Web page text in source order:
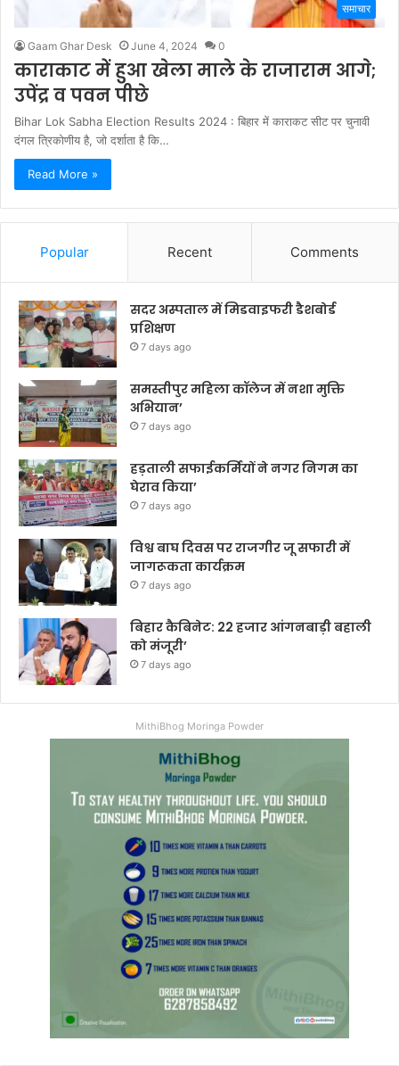
समाचार
Gaam Ghar Desk June 4, 2024 0
काराकाट में हुआ खेला माले के राजाराम आगे;
उपेंद्र व पवन पीछे
Bihar Lok Sabha Election Results 2024 : बिहार में काराकट सीट पर चुनावी
दंगल त्रिकोणीय है, जो दर्शाता है कि…
Read More »
Popular Recent Comments
सदर अस्पताल में मिडवाइफरी डैशबोर्ड
प्रशिक्षण
7 days ago
समस्तीपुर महिला कॉलेज में नशा मुक्ति
अभियान’
7 days ago
हड़ताली सफाईकर्मियों ने नगर निगम का
घेराव किया’
7 days ago
विश्व बाघ दिवस पर राजगीर जू सफारी में
जागरूकता कार्यक्रम
7 days ago
बिहार कैबिनेट: 22 हजार आंगनबाड़ी बहाली
को मंजूरी’
7 days ago
MithiBhog Moringa Powder